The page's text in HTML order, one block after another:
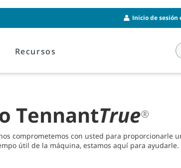
Inicio de sesión
Recursos
TennantTrue®
comprometemos con usted para proporcionarle
útil de la máquina, estamos aquí para ayudarle.